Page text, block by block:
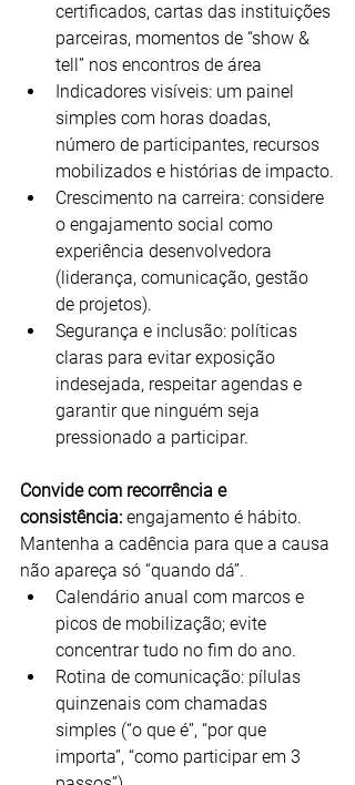
certificados, cartas das instituições
parceiras, momentos de “show &
tell” nos encontros de área
Indicadores visíveis: um painel
simples com horas doadas,
número de participantes, recursos
mobilizados e histórias de impacto.
Crescimento na carreira: considere
o engajamento social como
experiência desenvolvedora
(liderança, comunicação, gestão
de projetos).
Segurança e inclusão: políticas
claras para evitar exposição
indesejada, respeitar agendas e
garantir que ninguém seja
pressionado a participar.
Convide com recorrência e
consistência: engajamento é hábito.
Mantenha a cadência para que a causa
não apareça só “quando dá”.
Calendário anual com marcos e
picos de mobilização; evite
concentrar tudo no fim do ano.
Rotina de comunicação: pílulas
quinzenais com chamadas
simples (“o que é”, “por que
importa”, “como participar em 3